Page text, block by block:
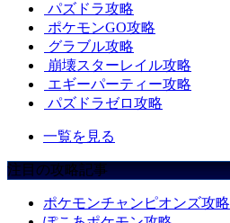
パズドラ攻略
ポケモンGO攻略
グラブル攻略
崩壊スターレイル攻略
エギーパーティー攻略
パズドラゼロ攻略
一覧を見る
注目の攻略記事
ポケモンチャンピオンズ攻略